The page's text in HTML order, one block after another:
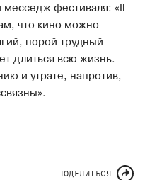
месседж фестиваля: «Il
что кино можно
порой трудный
длиться всю жизнь.
и утрате, напротив,
ПОДЕЛИТЬСЯ